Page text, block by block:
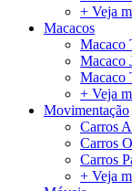
+ Veja
Macacos
Macaco
Macaco
Macaco
+ Veja
Movimentação
Carros
Carros
Carros
+ Veja